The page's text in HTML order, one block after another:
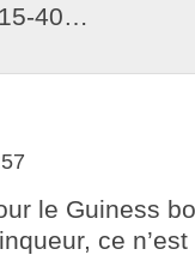
40…
le Guiness
ce n’est